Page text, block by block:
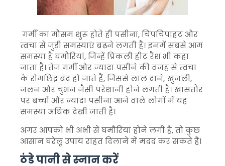
गर्मी का मौसम शुरू होते ही पसीना, चिपचिपाहट और
त्वचा से जुड़ी समस्याएं बढ़ने लगती हैं। इनमें सबसे आम
समस्या है घमौरियां, जिन्हें प्रिकली हीट रैश भी कहा
जाता है। तेज गर्मी और ज्यादा पसीने की वजह से त्वचा
के रोमछिद्र बंद हो जाते हैं, जिससे लाल दाने, खुजली,
जलन और चुभन जैसी परेशानी होने लगती है। खासतौर
पर बच्चों और ज्यादा पसीना आने वाले लोगों में यह
समस्या अधिक देखी जाती है।
अगर आपको भी अभी से घमौरियां होने लगी हैं, तो कुछ
आसान घरेलू उपाय राहत दिलाने में मदद कर सकते हैं।
ठंडे पानी से स्नान करें